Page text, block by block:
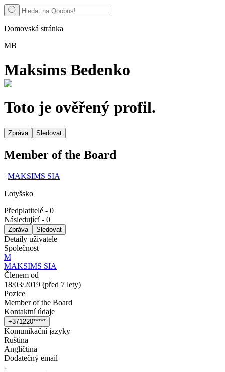
Domovská stránka
MB
Maksims Bedenko
Toto je ověřený profil.
Zpráva Sledovat
Member of the Board
| MAKSIMS SIA
Lotyšsko
Předplatitelé - 0
Následující- 0
Zpráva Sledovat
Detaily uživatele
Společnost
M
MAKSIMS SIA
Členem od
18/03/2019 (před 7 lety)
Pozice
Member of the Board
Kontaktní údaje
+371 220*****
Komunikační jazyky
Ruština
Angličtina
Dodatečný email
-